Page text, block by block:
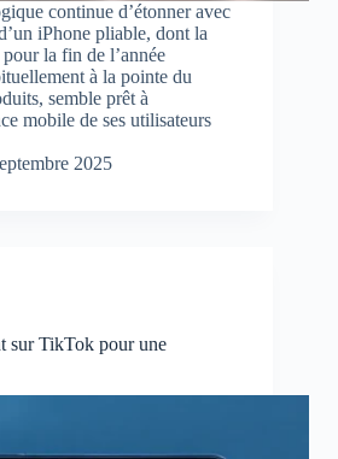
continue d’étonner avec
iPhone pliable, dont la
la fin de l’année
à la pointe du
semble prêt à
mobile de ses utilisateurs
2025
sur TikTok pour une